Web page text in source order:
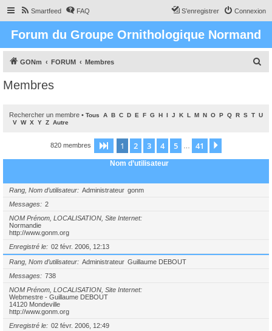
Smartfeed FAQ Connexion
S’enregistrer
Forum du Groupe Ornithologique Normand
GONm FORUM Membres
Membres
Rechercher un membre • Tous A B C D E F G H I J K L M N O P Q R S T U
V W X Y Z Autre
820 membres Page 1sur41
1 2 3 4 5 41
Nom d’utilisateur
Rang, Nom d’utilisateur Administrateur gonm
Messages
2
NOM Prénom, LOCALISATION, Site Internet
Normandie
http://www.gonm.org
Enregistré le
02 févr. 2006, 12:13
Rang, Nom d’utilisateur Administrateur Guillaume DEBOUT
Messages
738
NOM Prénom, LOCALISATION, Site Internet
Webmestre - Guillaume DEBOUT
14120 Mondeville
http://www.gonm.org
Enregistré le
02 févr. 2006, 12:49